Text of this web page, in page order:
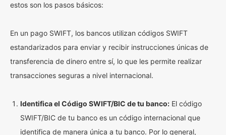
estos son los pasos básicos:
En un pago SWIFT, los bancos utilizan códigos SWIFT
estandarizados para enviar y recibir instrucciones únicas de
transferencia de dinero entre sí, lo que les permite realizar
transacciones seguras a nivel internacional.
Identifica el Código SWIFT/BIC de tu banco: El código
SWIFT/BIC de tu banco es un código internacional que
identifica de manera única a tu banco. Por lo general,